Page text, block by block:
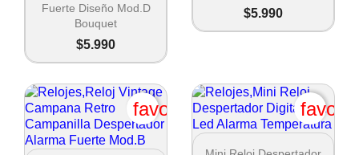
Fuerte Diseño Mod.D
Bouquet
$5.990
$5.990
favorite_border
 Vista rápida